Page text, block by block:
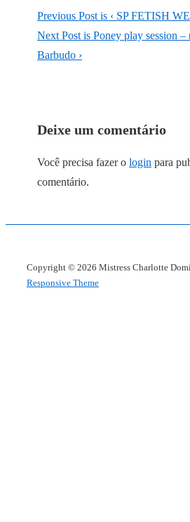
Previous Post is ‹ SP FETISH
Next Post is Poney play session –
Barbudo ›
Deixe um comentário
Você precisa fazer o login para
comentário.
Copyright © 2026 Mistress Charlotte
Responsive Theme